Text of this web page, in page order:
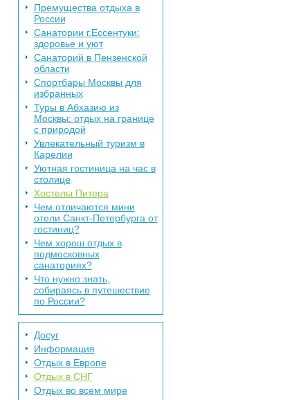
Премущества отдыха в
России
Санатории г.Ессентуки:
здоровье и уют
Санаторий в Пензенской
области
Спортбары Москвы для
избранных
Туры в Абхазию из
Москвы: отдых на границе
с природой
Увлекательный туризм в
Карелии
Уютная гостиница на час в
столице
Хостелы Питера
Чем отличаются мини
отели Санкт-Петербурга от
гостиниц?
Чем хорош отдых в
подмосковных
санаториях?
Что нужно знать,
собираясь в путешествие
по России?
Досуг
Информация
Отдых в Европе
Отдых в СНГ
Отдых во всем мире